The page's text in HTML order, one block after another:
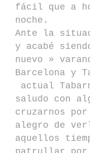
fácil que a
noche.
Ante la
y acabé
nuevo »
Barcelona y
actual
saludo con
cruzarnos
alegro de
aquellos